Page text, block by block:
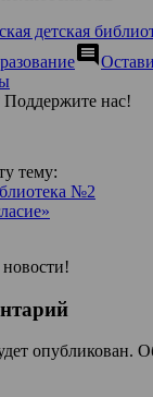
детская
comment
Поддержите нас!
тему:
№2
опубликован.